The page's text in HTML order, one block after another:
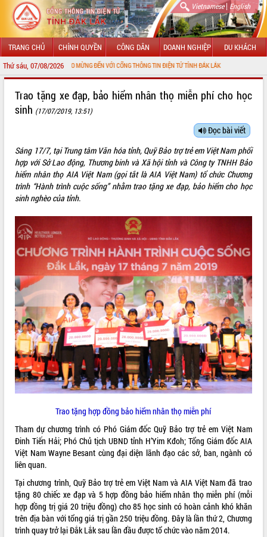
Vietnamese| English
TRANG CHỦ CHÍNH QUYỀN CÔNG DÂN DOANH NGHIỆP DU KHÁCH
Thứ sáu, 07/08/2026
CHÀO MỪNG ĐẾN VỚI CỔNG THÔNG TIN ĐIỆN TỬ TỈNH ĐẮK LẮK
LÃNH ĐẠO UBND TỈNH
SỞ, BAN, NGÀNH
UBND CÁC XÃ, PHƯỜNG
HỆ THỐNG VĂN BẢN
VĂN BẢN HĐND TỈNH
ĐIỂM TIN VĂN BẢN
QUY HOẠCH - KẾ HOẠCH
Trao tặng xe đạp, bảo hiểm nhân thọ miễn phí cho học
sinh (17/07/2019, 13:51)
Đọc bài viết
Sáng 17/7, tại Trung tâm Văn hóa tỉnh, Quỹ Bảo trợ trẻ em Việt Nam phối
hợp với Sở Lao động, Thương binh và Xã hội tỉnh và Công ty TNHH Bảo
hiểm nhân thọ AIA Việt Nam (gọi tắt là AIA Việt Nam) tổ chức Chương
trình “Hành trình cuộc sống” nhằm trao tặng xe đạp, bảo hiểm cho học
sinh nghèo của tỉnh.
Trao tặng hợp đồng bảo hiểm nhân thọ miễn phí
Tham dự chương trình có Phó Giám đốc Quỹ Bảo trợ trẻ em Việt Nam
Đinh Tiến Hải; Phó Chủ tịch UBND tỉnh H’Yim Kđoh; Tổng Giám đốc AIA
Việt Nam Wayne Besant cùng đại diện lãnh đạo các sở, ban, ngành có
liên quan.
Tại chương trình, Quỹ Bảo trợ trẻ em Việt Nam và AIA Việt Nam đã trao
tặng 80 chiếc xe đạp và 5 hợp đồng bảo hiểm nhân thọ miễn phí (mỗi
hợp đồng trị giá 20 triệu đồng) cho 85 học sinh có hoàn cảnh khó khăn
trên địa bàn với tổng giá trị gần 250 triệu đồng. Đây là lần thứ 2, Chương
trình quay trở lại Đắk Lắk sau lần đầu được tổ chức vào năm 2014.